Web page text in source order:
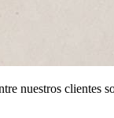
nuestros clientes